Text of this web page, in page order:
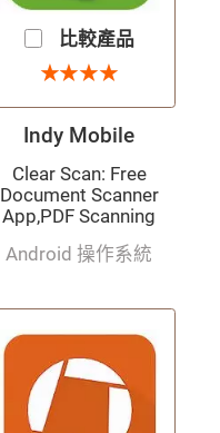
比較產品
4 星
★
★★
★★
★★
★
Indy Mobile
Clear Scan: Free
Document Scanner
App,PDF Scanning
Android 操作系統